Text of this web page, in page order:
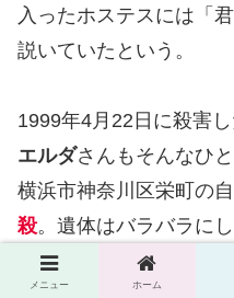
入ったホステスには「
説いていたという。
1999年4月22日に殺害し
エルダさんもそんなひ
横浜市神奈川区栄町の
殺。遺体はバラバラに
メニュー ホーム